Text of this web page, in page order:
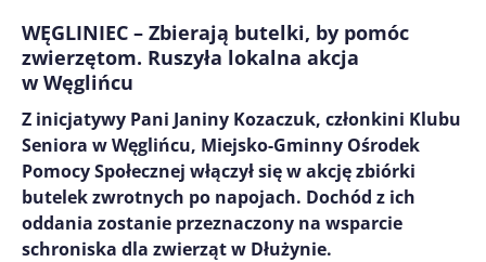
WĘGLINIEC – Zbierają butelki, by pomóc
zwierzętom. Ruszyła lokalna akcja
w Węglińcu
Z inicjatywy Pani Janiny Kozaczuk, członkini Klubu
Seniora w Węglińcu, Miejsko-Gminny Ośrodek
Pomocy Społecznej włączył się w akcję zbiórki
butelek zwrotnych po napojach. Dochód z ich
oddania zostanie przeznaczony na wsparcie
schroniska dla zwierząt w Dłużynie.